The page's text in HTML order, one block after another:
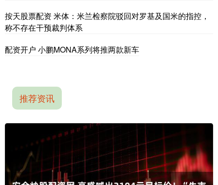
按天股票配资 米体：米兰检察院驳回对罗基及国米的指控，
称不存在干预裁判体系
配资开户 小鹏MONA系列将推两款新车
推荐资讯